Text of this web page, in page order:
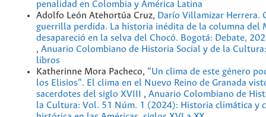
penalidad en Colombia y América Latina
Adolfo León Atehortúa Cruz, Darío Villamizar Herrera.
guerrilla perdida. La historia inédita de la columna del
desapareció en la selva del Chocó. Bogotá: Debate,
, Anuario Colombiano de Historia Social y de la Cultura:
libros
Katherinne Mora Pacheco, “Un clima de este género
los Elisios”. El clima en el Nuevo Reino de Granada
sacerdotes del siglo XVIII , Anuario Colombiano de
la Cultura: Vol. 51 Núm. 1 (2024): Historia climática y